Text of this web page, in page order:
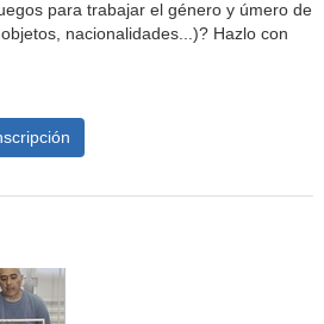
para trabajar el género y úmero de
nacionalidades...)? Hazlo con